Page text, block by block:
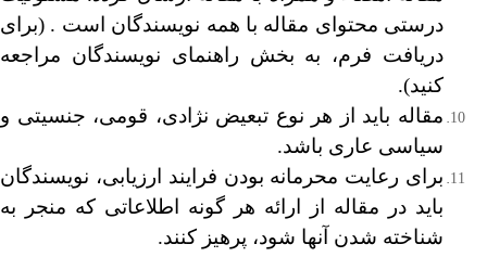
درستی محتوای مقاله با همه نویسندگان است . (برای
دریافت فرم، به بخش راهنمای نویسندگان مراجعه
کنید).
مقاله باید از هر نوع تبعیض نژادی، قومی، جنسیتی و
سیاسی عاری باشد.
برای رعایت محرمانه بودن فرایند ارزیابی، نویسندگان
باید در مقاله از ارائه هر گونه اطلاعاتی که منجر به
شناخته شدن آنها شود، پرهیز کنند.